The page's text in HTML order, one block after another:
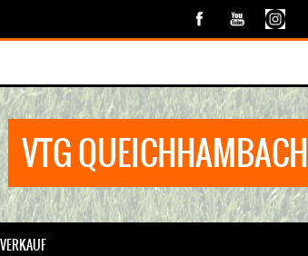
VTG QUEICHHAMBACH